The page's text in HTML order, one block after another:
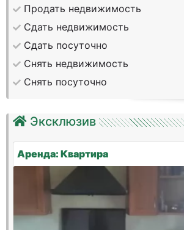
Продать недвижимость
Сдать недвижимость
Сдать посуточно
Снять недвижимость
Снять посуточно
Эксклюзив
Аренда: Квартира